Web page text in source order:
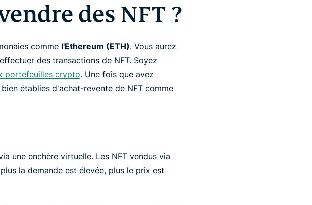
des NFT ?
comme l'Ethereum (ETH). Vous aurez
des transactions de NFT. Soyez
portefeuilles crypto. Une fois que avez
établies d'achat-revente de NFT comme
une enchère virtuelle. Les NFT vendus via
la demande est élevée, plus le prix est